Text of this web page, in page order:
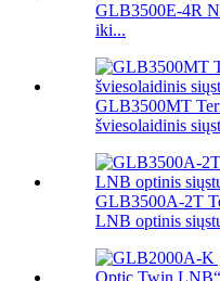
GLB3500E-4R
iki...
GLB3500MT
šviesolaidinis
GLB3500A-2T
LNB optinis